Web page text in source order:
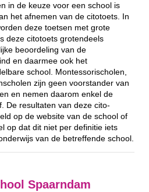
in de keuze voor een school is
het afnemen van de citotoets. In
deze toetsen met grote
deze citotoets grotendeels
beoordeling van de
en daarmee ook het
school. Montessorischolen,
zijn geen voorstander van
en nemen daarom enkel de
De resultaten van deze cito-
op de website van de school of
op dat dit niet per definitie iets
van de betreffende school.
Spaarndam